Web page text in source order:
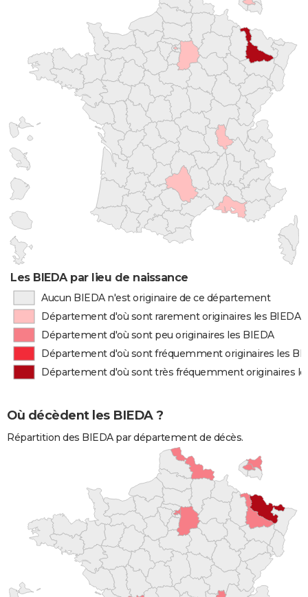
Les BIEDA par lieu de naissance
Aucun BIEDA n'est originaire de ce département
Département d'où sont rarement originaires les BIEDA
Département d'où sont peu originaires les BIEDA
Département d'où sont fréquemment originaires les
Département d'où sont très fréquemment originaires
Où décèdent les BIEDA ?
Répartition des BIEDA par département de décès.